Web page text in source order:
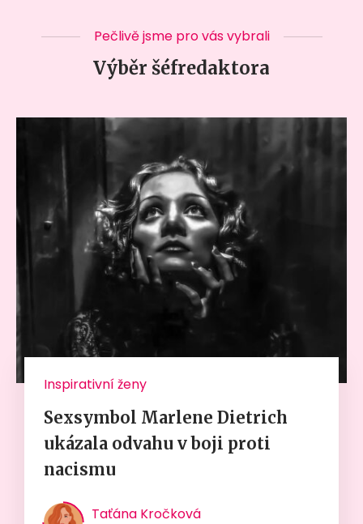
Pečlivě jsme pro vás vybrali
Výběr šéfredaktora
Inspirativní ženy
Sexsymbol Marlene Dietrich
ukázala odvahu v boji proti
nacismu
Taťána Kročková